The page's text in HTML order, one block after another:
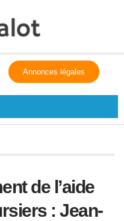
Annonces légales
de l’aide
: Jean-